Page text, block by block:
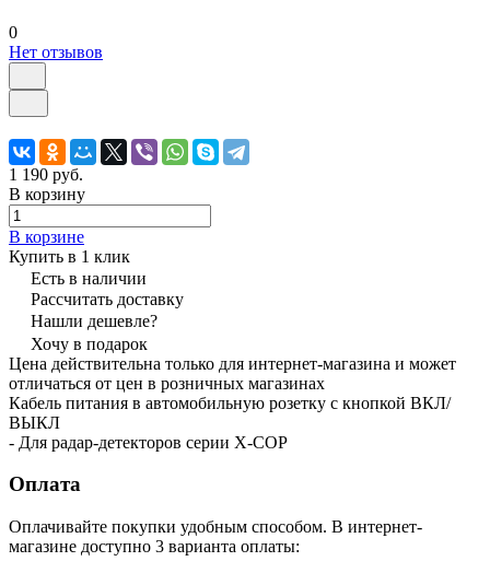
0
Нет отзывов
1 190 руб.
В корзину
В корзине
Купить в 1 клик
Есть в наличии
Рассчитать доставку
Нашли дешевле?
Хочу в подарок
Цена действительна только для интернет-магазина и может
отличаться от цен в розничных магазинах
Кабель питания в автомобильную розетку с кнопкой ВКЛ/
ВЫКЛ
- Для радар-детекторов серии Х-СОР
Оплата
Оплачивайте покупки удобным способом. В интернет-
магазине доступно 3 варианта оплаты: